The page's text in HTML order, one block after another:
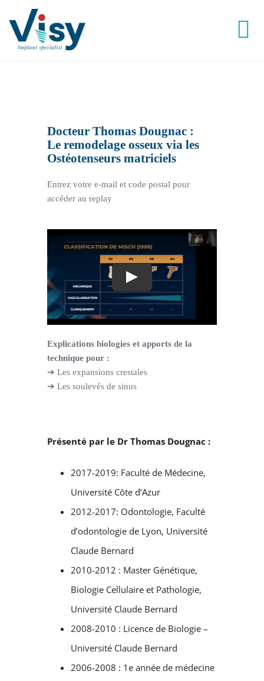
au
contenu
Visy Academy
Docteur Thomas Dougnac :
Le remodelage osseux via les
Ostéotenseurs matriciels
Entrez votre e-mail et code postal pour
accéder au replay
Explications biologies et apports de la
technique pour :
➔ Les expansions crestales
➔ Les soulevés de sinus
Présenté par le Dr Thomas Dougnac :
2017-2019: Faculté de Médecine,
Université Côte d’Azur
2012-2017: Odontologie, Faculté
d’odontologie de Lyon, Université
Claude Bernard
2010-2012 : Master Génétique,
Biologie Cellulaire et Pathologie,
Université Claude Bernard
2008-2010 : Licence de Biologie –
Université Claude Bernard
2006-2008 : 1e année de médecine